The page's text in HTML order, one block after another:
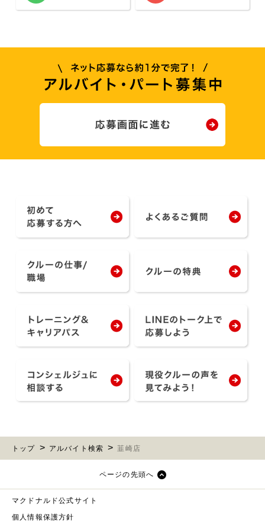
トップ アルバイト検索 韮崎店
ページの先頭へ
マクドナルド公式サイト
個人情報保護方針